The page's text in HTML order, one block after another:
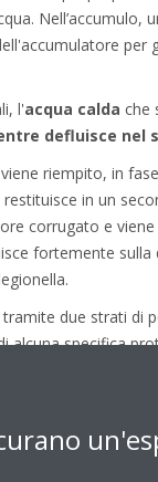
l'acqua calda che
defluisce nel
riempito, in
in un
corrugato e
fortemente
due strati di
alcuna specifica